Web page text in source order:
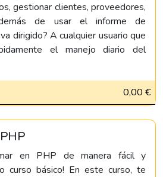
gestionar clientes, proveedores,
de usar el informe de
dirigido? A cualquier usuario que
el manejo diario del
0,00 €
en PHP de manera fácil y
curso básico! En este curso, te